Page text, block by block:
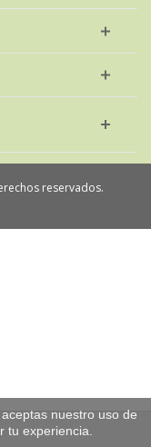
nuestro uso de
tu experiencia.
reservados.